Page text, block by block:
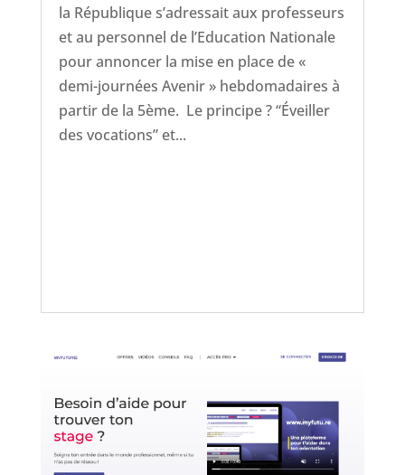
la République s’adressait aux professeurs
et au personnel de l’Education Nationale
pour annoncer la mise en place de «
demi-journées Avenir » hebdomadaires à
partir de la 5ème. Le principe ? “Éveiller
des vocations” et...